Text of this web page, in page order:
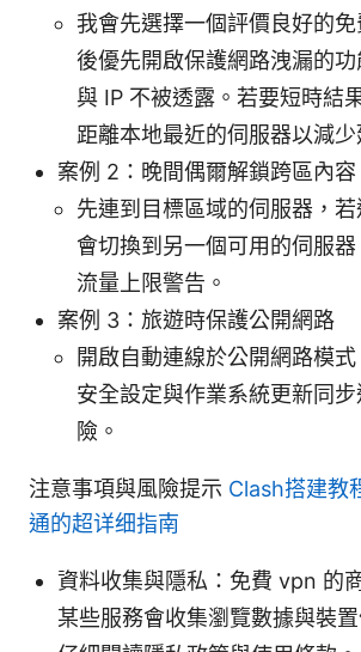
我會先選擇一個評價良好的
後優先開啟保護網路洩漏的
與 IP 不被透露。若要短時結
距離本地最近的伺服器以減少
案例 2：晚間偶爾解鎖跨區內容
先連到目標區域的伺服器，若
會切換到另一個可用的伺服
流量上限警告。
案例 3：旅遊時保護公開網路
開啟自動連線於公開網路模
安全設定與作業系統更新同
險。
注意事項與風險提示 Clash搭建教
通的超详细指南
資料收集與隱私：免費 vpn 的
某些服務會收集瀏覽數據與裝